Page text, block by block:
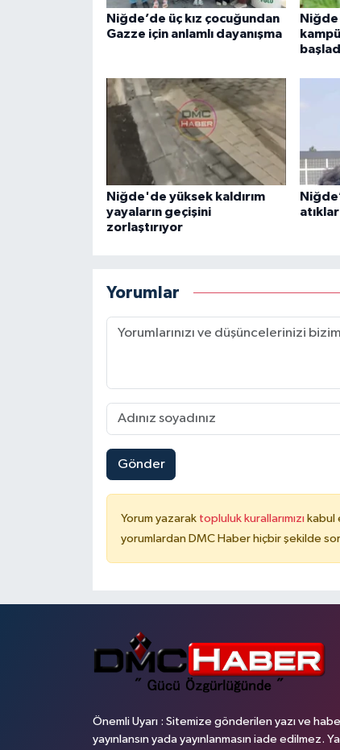
Niğde’de üç kız çocuğundan
Gazze için anlamlı dayanışma
Niğde'de yüksek kaldırım
yayaların geçişini
zorlaştırıyor
Yorumlar
Gönder
Yorum yazarak topluluk kurallarımızı kabul
yorumlardan DMC Haber hiçbir şekilde
Önemli Uyarı : Sitemize gönderilen yazı ve
yayınlansın yada yayınlanmasın iade edilmez.